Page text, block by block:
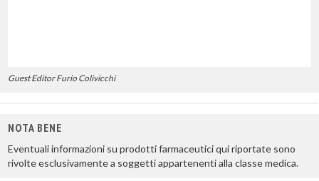
Guest Editor Furio Colivicchi
NOTA BENE
Eventuali informazioni su prodotti farmaceutici qui riportate sono
rivolte esclusivamente a soggetti appartenenti alla classe medica.